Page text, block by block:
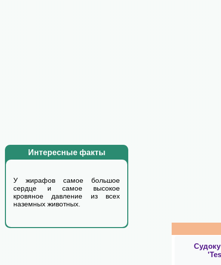
Интересные факты
У жирафов самое большое
сердце и самое высокое
кровяное давление из всех
наземных животных.